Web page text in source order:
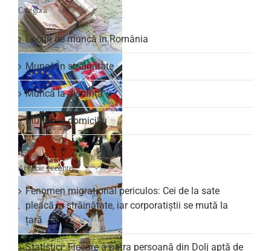
Categorii
Locuri de muncă în România
Muncă în străinătate
Muncă la distanță
Muncă la domiciliu
Articole recente
Fenomen migrațional periculos: Cei de la sate
pleacă în străinătate, iar corporatiștii se mută la
țară
Statistici: Fiecare a patra persoană din Dolj aptă de